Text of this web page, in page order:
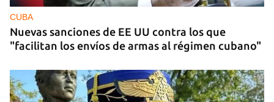
CUBA
Nuevas sanciones de EE UU contra los que
"facilitan los envíos de armas al régimen cubano"